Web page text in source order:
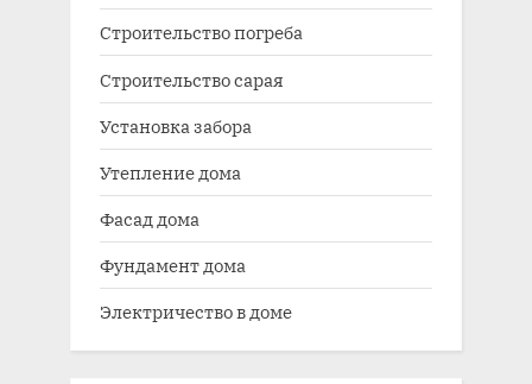
Строительство погреба
Строительство сарая
Установка забора
Утепление дома
Фасад дома
Фундамент дома
Электричество в доме